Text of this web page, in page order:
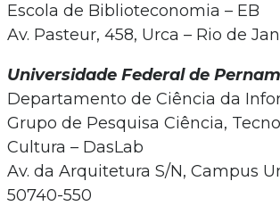
Escola de Biblioteconomia – EB
Av. Pasteur, 458, Urca – Rio de
Universidade Federal de
Departamento de Ciência da
Grupo de Pesquisa Ciência,
Cultura – DasLab
Av. da Arquitetura S/N, Campus
50740-550